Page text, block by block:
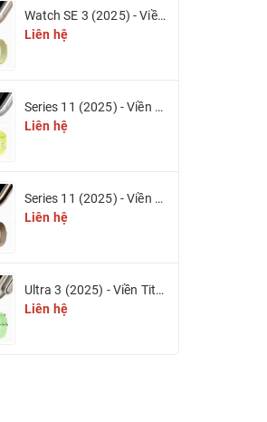
Watch SE 3 (2025) - Viền nhôm & Dây cao su
Liên hệ
Series 11 (2025) - Viền nhôm & Dây cao su
Liên hệ
Series 11 (2025) - Viền Titan & Dây Titan Milan (eSIM)
Liên hệ
Ultra 3 (2025) - Viền Titan 49mm (eSIM)
Liên hệ